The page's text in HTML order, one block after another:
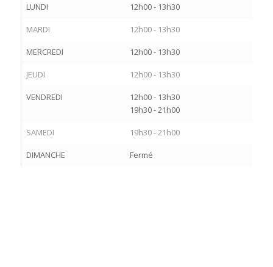
LUNDI 12h00 - 13h30
MARDI 12h00 - 13h30
MERCREDI 12h00 - 13h30
JEUDI 12h00 - 13h30
VENDREDI
12h00 - 13h30
19h30 - 21h00
SAMEDI 19h30 - 21h00
DIMANCHE Fermé